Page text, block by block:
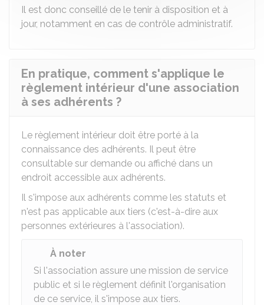
Il est donc conseillé de le tenir à disposition et à
jour, notamment en cas de contrôle administratif.
En pratique, comment s'applique le
règlement intérieur d'une association
à ses adhérents ?
Le règlement intérieur doit être porté à la
connaissance des adhérents. Il peut être
consultable sur demande ou affiché dans un
endroit accessible aux adhérents.
Il s'impose aux adhérents comme les statuts et
n'est pas applicable aux tiers (c'est-à-dire aux
personnes extérieures à l'association).
À noter
Si l'association assure une mission de service
public et si le règlement définit l'organisation
de ce service, il s'impose aux tiers.